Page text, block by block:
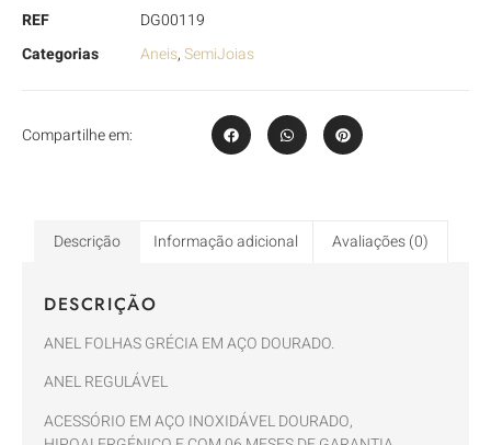
REF
DG00119
Categorias
Aneis,SemiJoias
Compartilhe em:
Descrição Informação adicional Avaliações (0)
DESCRIÇÃO
ANEL FOLHAS GRÉCIA EM AÇO DOURADO.
ANEL REGULÁVEL
ACESSÓRIO EM AÇO INOXIDÁVEL DOURADO,